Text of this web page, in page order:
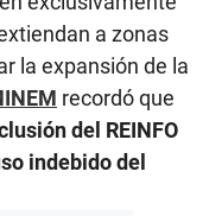
a zonas
la expansión de la
recordó que
del REINFO
indebido del